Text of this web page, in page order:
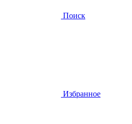
Поиск
Избранное